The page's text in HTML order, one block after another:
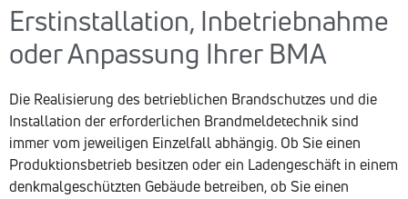
Erstinstallation, Inbetriebnahme
oder Anpassung Ihrer BMA
Die Realisierung des betrieblichen Brandschutzes und die
Installation der erforderlichen Brandmeldetechnik sind
immer vom jeweiligen Einzelfall abhängig. Ob Sie einen
Produktionsbetrieb besitzen oder ein Ladengeschäft in einem
denkmalgeschützten Gebäude betreiben, ob Sie einen